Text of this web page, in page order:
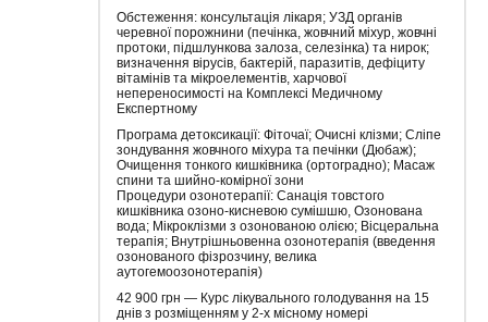
Обстеження: консультація лікаря; УЗД органів
черевної порожнини (печінка, жовчний міхур, жовчні
протоки, підшлункова залоза, селезінка) та нирок;
визначення вірусів, бактерій, паразитів, дефіциту
вітамінів та мікроелементів, харчової
непереносимості на Комплексі Медичному
Експертному
Програма детоксикації: Фіточаї; Очисні клізми; Сліпе
зондування жовчного міхура та печінки (Дюбаж);
Очищення тонкого кишківника (ортоградно); Масаж
спини та шийно-комірної зони
Процедури озонотерапії: Санація товстого
кишківника озоно-кисневою сумішшю, Озонована
вода; Мікроклізми з озонованою олією; Вісцеральна
терапія; Внутрішньовенна озонотерапія (введення
озонованого фізрозчину, велика
аутогемоозонотерапія)
42 900 грн — Курс лікувального голодування на 15
днів з розміщенням у 2-х місному номері